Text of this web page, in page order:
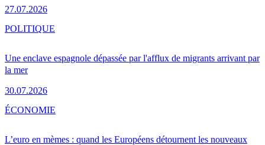
27.07.2026
Une enclave espagnole dépassée par l'afflux de migrants arrivant par
la mer
30.07.2026
POLITIQUE
L’euro en mèmes : quand les Européens détournent les nouveaux
ÉCONOMIE